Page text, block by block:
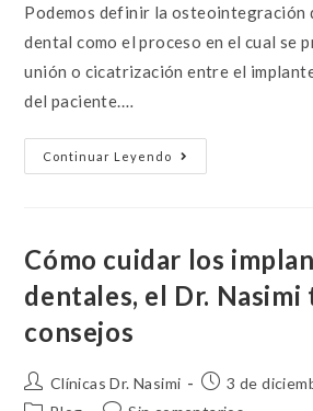
Podemos definir la osteointegración
dental como el proceso en el cual se
unión o cicatrización entre el
del paciente.…
Continuar Leyendo
Cómo cuidar los
dentales, el Dr. Nasimi
consejos
Clínicas Dr. Nasimi
3 de